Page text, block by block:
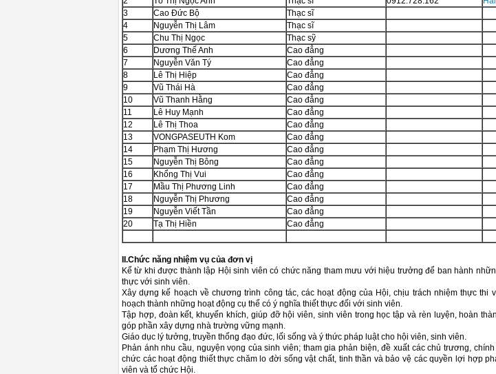
3
Cao Đức Bộ
Thạc sĩ
4
Nguyễn Thị Lâm
Thạc sĩ
5
Chu Thị Ngọc
Thạc sỹ
6
Dương Thế Anh
Cao đẳng
7
Nguyễn Văn Tý
Cao đẳng
8
Lê Thị Hiệp
Cao đẳng
9
Vũ Thái Hà
Cao đẳng
10
Vũ Thanh Hằng
Cao đẳng
11
Lê Huy Mạnh
Cao đẳng
12
Lê Thị Thoa
Cao đẳng
13
VONGPASEUTH Kom
Cao đẳng
14
Phạm Thị Hương
Cao đẳng
15
Nguyễn Thị Bông
Cao đẳng
16
Khổng Thị Vui
Cao đẳng
17
Mầu Thị Phương Linh
Cao đẳng
18
Nguyễn Thị Phương
Cao đẳng
19
Nguyễn Viết Tần
Cao đẳng
20
Tạ Thị Hiền Cao đẳng
II.Chức năng nhiệm vụ của đơn vị
Kể từ khi được thành lập Hội sinh viên có chức năng tham mưu với hiệu trưởng để ban hành
thực với sinh viên.
Xây dựng kế hoạch về chương trình công tác, các hoạt động của Hội, chịu trách nhiệm thực thi
hoạch thành những hoạt động cụ thể có ý nghĩa thiết thực đối với sinh viên.
Tập hợp, đoàn kết, khuyến khích, giúp đỡ hội viên, sinh viên trong học tập và rèn luyện, hoàn
góp phần xây dựng nhà trường vững mạnh.
Giáo dục lý tưởng, truyền thống đạo đức, lối sống và ý thức pháp luật cho hội viên, sinh viên.
Phản ánh nhu cầu, nguyện vọng của sinh viên; tham gia phản biện, đề xuất các chủ trương,
chức các hoạt động thiết thực chăm lo đời sống vật chất, tinh thần và bảo vệ các quyền lợi hợp
viên và tổ chức Hội.